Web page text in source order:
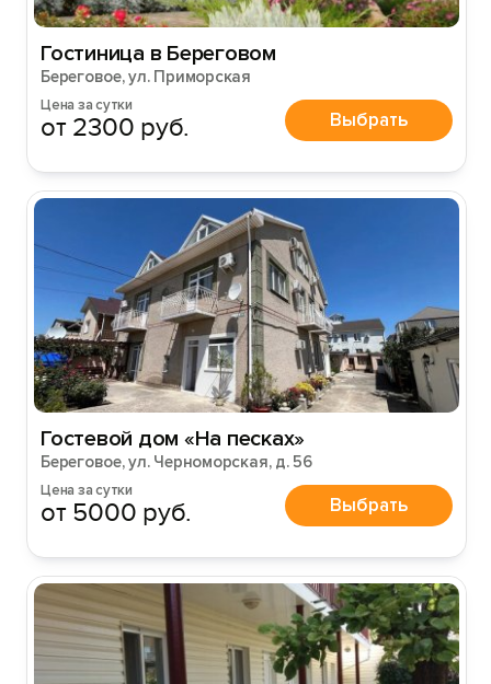
Гостиница в Береговом
Береговое, ул. Приморская
Цена за сутки
от 2300 руб. Выбрать
Гостевой дом «На песках»
Береговое, ул. Черноморская, д. 56
Цена за сутки
от 5000 руб. Выбрать